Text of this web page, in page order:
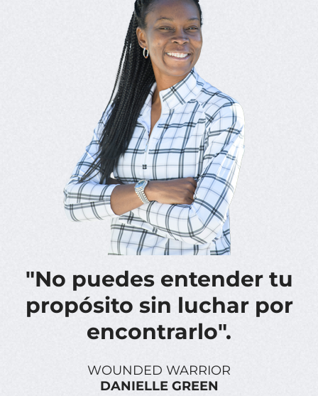
"No puedes entender tu
propósito sin luchar por
encontrarlo".
WOUNDED WARRIOR
DANIELLE GREEN